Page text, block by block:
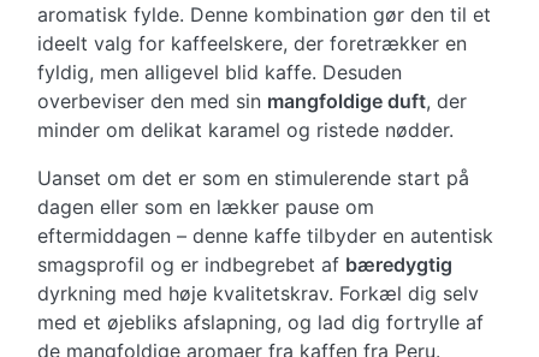
aromatisk fylde. Denne kombination gør den til et
ideelt valg for kaffeelskere, der foretrækker en
fyldig, men alligevel blid kaffe. Desuden
overbeviser den med sin mangfoldige duft, der
minder om delikat karamel og ristede nødder.
Uanset om det er som en stimulerende start på
dagen eller som en lækker pause om
eftermiddagen – denne kaffe tilbyder en autentisk
smagsprofil og er indbegrebet af bæredygtig
dyrkning med høje kvalitetskrav. Forkæl dig selv
med et øjebliks afslapning, og lad dig fortrylle af
de mangfoldige aromaer fra kaffen fra Peru.